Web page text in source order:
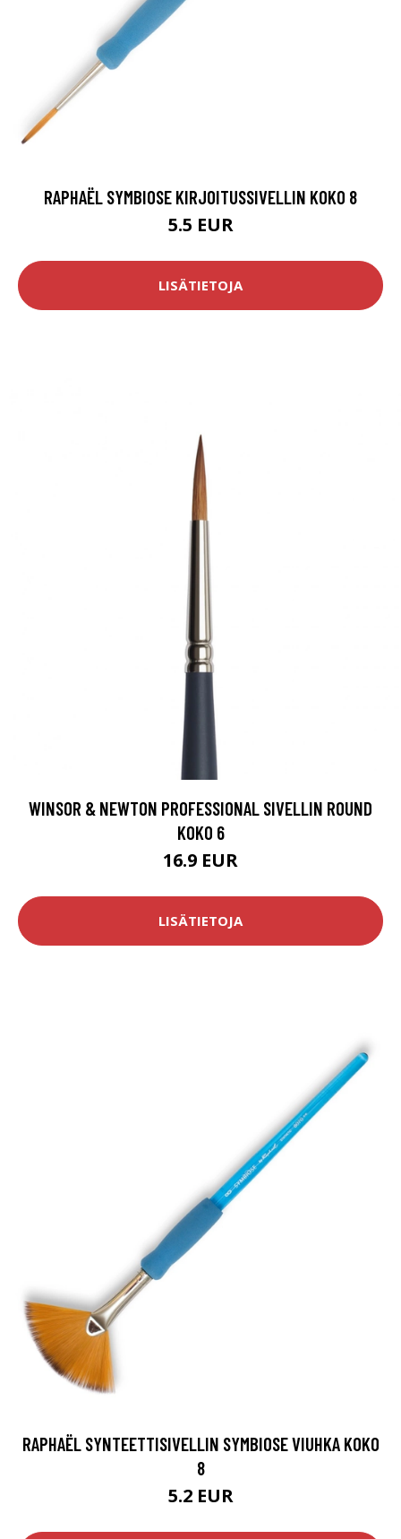
RAPHAËL SYMBIOSE KIRJOITUSSIVELLIN KOKO 8
5.5 EUR
LISÄTIETOJA
WINSOR & NEWTON PROFESSIONAL SIVELLIN ROUND
KOKO 6
16.9 EUR
LISÄTIETOJA
RAPHAËL SYNTEETTISIVELLIN SYMBIOSE VIUHKA KOKO
8
5.2 EUR